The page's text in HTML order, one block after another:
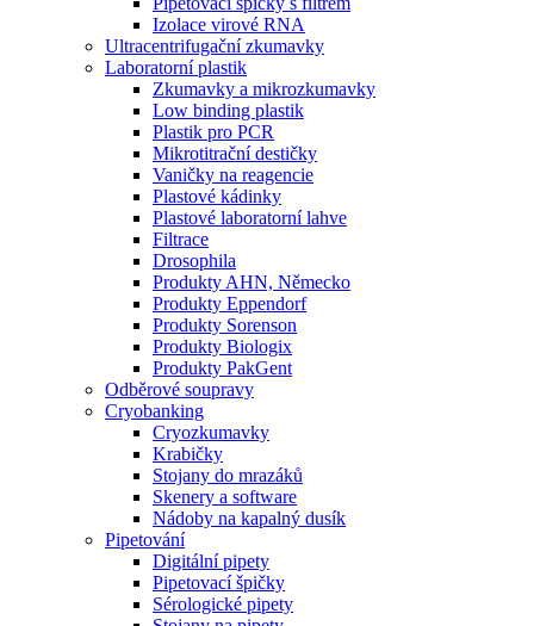
Izolace virové RNA
Ultracentrifugační zkumavky
Laboratorní plastik
Zkumavky a mikrozkumavky
Low binding plastik
Plastik pro PCR
Mikrotitrační destičky
Vaničky na reagencie
Plastové kádinky
Plastové laboratorní lahve
Filtrace
Drosophila
Produkty AHN, Německo
Produkty Eppendorf
Produkty Sorenson
Produkty Biologix
Produkty PakGent
Odběrové soupravy
Cryobanking
Cryozkumavky
Krabičky
Stojany do mrazáků
Skenery a software
Nádoby na kapalný dusík
Pipetování
Digitální pipety
Pipetovací špičky
Sérologické pipety